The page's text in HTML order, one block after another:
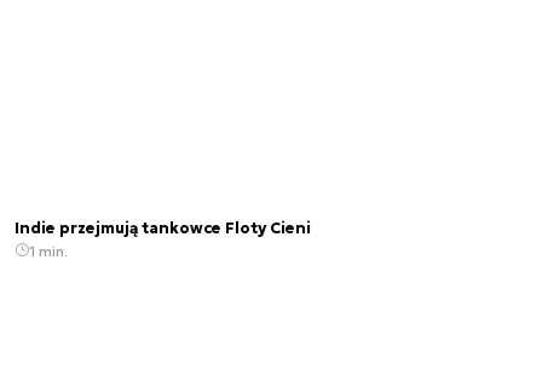
Indie przejmują tankowce Floty Cieni
1 min.